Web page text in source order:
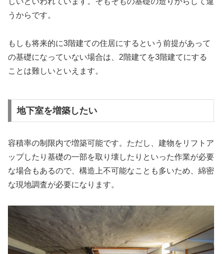
うからです。
もしも将来的に3階建ての住居にするという前提があって
の基礎になっていない場合は、2階建てを3階建てにする
ことは難しいといえます。
地下室を増築したい
容積率の制限内で増築可能です。ただし、建物をリフトア
ップしたり基礎の一部を取り壊したりといった作業が必要
な場合もあるので、構造上不可能なことも多いため、綿密
な現地調査が必要になります。